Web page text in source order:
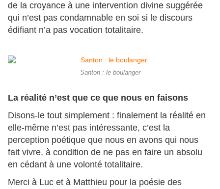
de la croyance à une intervention divine suggérée
qui n’est pas condamnable en soi si le discours
édifiant n’a pas vocation totalitaire.
Santon : le boulanger
La réalité n’est que ce que nous en faisons
Disons-le tout simplement : finalement la réalité en
elle-même n’est pas intéressante, c’est la
perception poétique que nous en avons qui nous
fait vivre, à condition de ne pas en faire un absolu
en cédant à une volonté totalitaire.
Merci à Luc et à Matthieu pour la poésie des